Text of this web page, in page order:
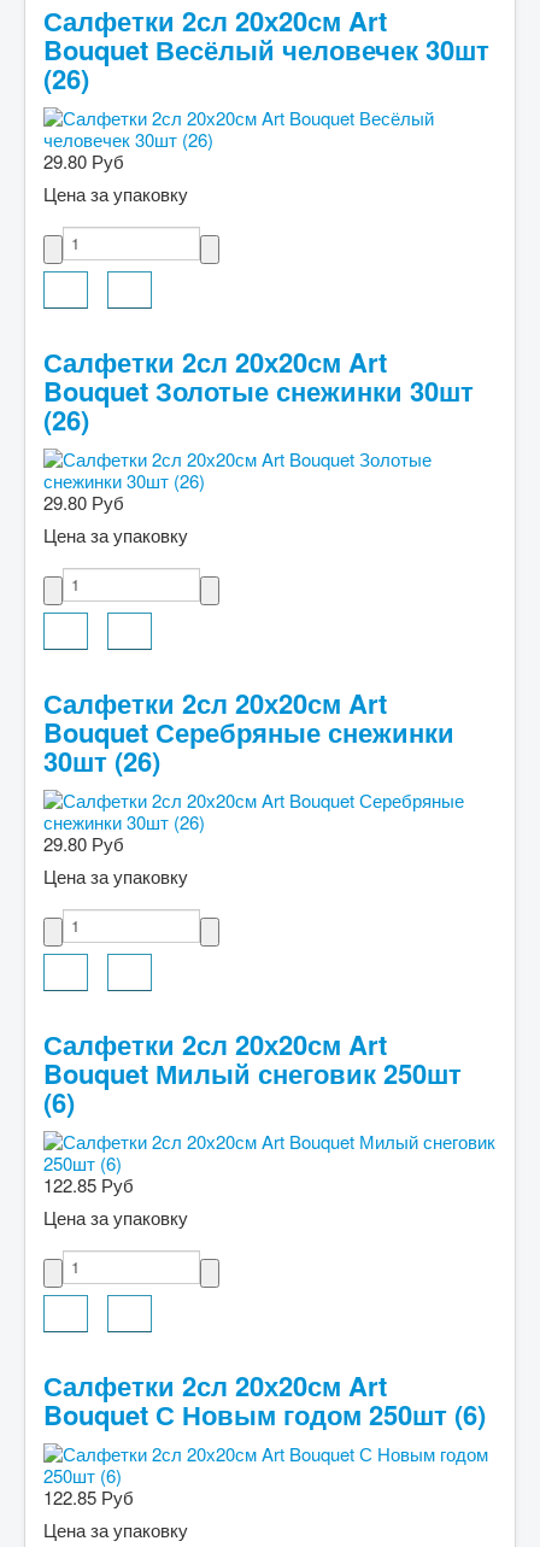
Салфетки 2сл 20х20см Art
Bouquet Весёлый человечек 30шт
(26)
29.80 Руб
Цена за упаковку
Салфетки 2сл 20х20см Art
Bouquet Золотые снежинки 30шт
(26)
29.80 Руб
Цена за упаковку
Салфетки 2сл 20х20см Art
Bouquet Серебряные снежинки
30шт (26)
29.80 Руб
Цена за упаковку
Салфетки 2сл 20х20см Art
Bouquet Милый снеговик 250шт
(6)
122.85 Руб
Цена за упаковку
Салфетки 2сл 20х20см Art
Bouquet С Новым годом 250шт (6)
122.85 Руб
Цена за упаковку